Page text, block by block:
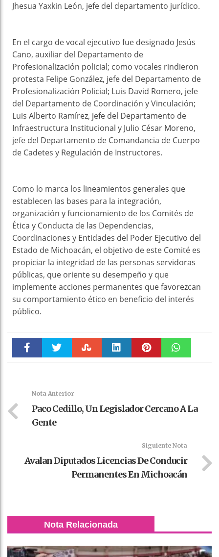
Jhesua Yaxkin León, jefe del departamento jurídico.
En el cargo de vocal ejecutivo fue designado Jesús
Cano, auxiliar del Departamento de
Profesionalización policial; como vocales rindieron
protesta Felipe González, jefe del Departamento de
Profesionalización Policial; Luis David Romero, jefe
del Departamento de Coordinación y Vinculación;
Luis Alberto Ramírez, jefe del Departamento de
Infraestructura Institucional y Julio César Moreno,
jefe del Departamento de Comandancia de Cuerpo
de Cadetes y Regulación de Instructores.
Como lo marca los lineamientos generales que
establecen las bases para la integración,
organización y funcionamiento de los Comités de
Ética y Conducta de las Dependencias,
Coordinaciones y Entidades del Poder Ejecutivo del
Estado de Michoacán, el objetivo de este Comité es
propiciar la integridad de las personas servidoras
públicas, que oriente su desempeño y que
implemente acciones permanentes que favorezcan
su comportamiento ético en beneficio del interés
público.
Nota Anterior
Paco Cedillo, Un Legislador Cercano A La
Gente
Siguiente Nota
Avalan Diputados Licencias De Conducir
Permanentes En Michoacán
Nota Relacionada